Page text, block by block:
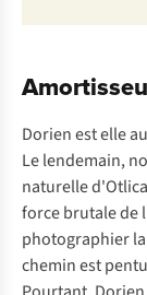
Dorien est elle
Le lendemain,
naturelle
force brutale de
photographier la
chemin est